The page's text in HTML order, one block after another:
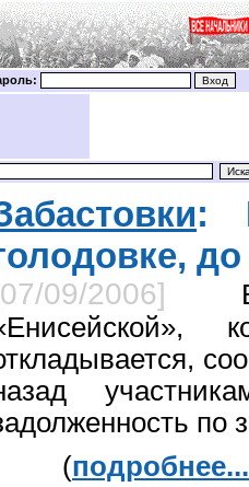
:
09/2006]
по
(подробнее...